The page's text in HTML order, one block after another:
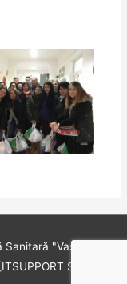
"Vasile
SRL]